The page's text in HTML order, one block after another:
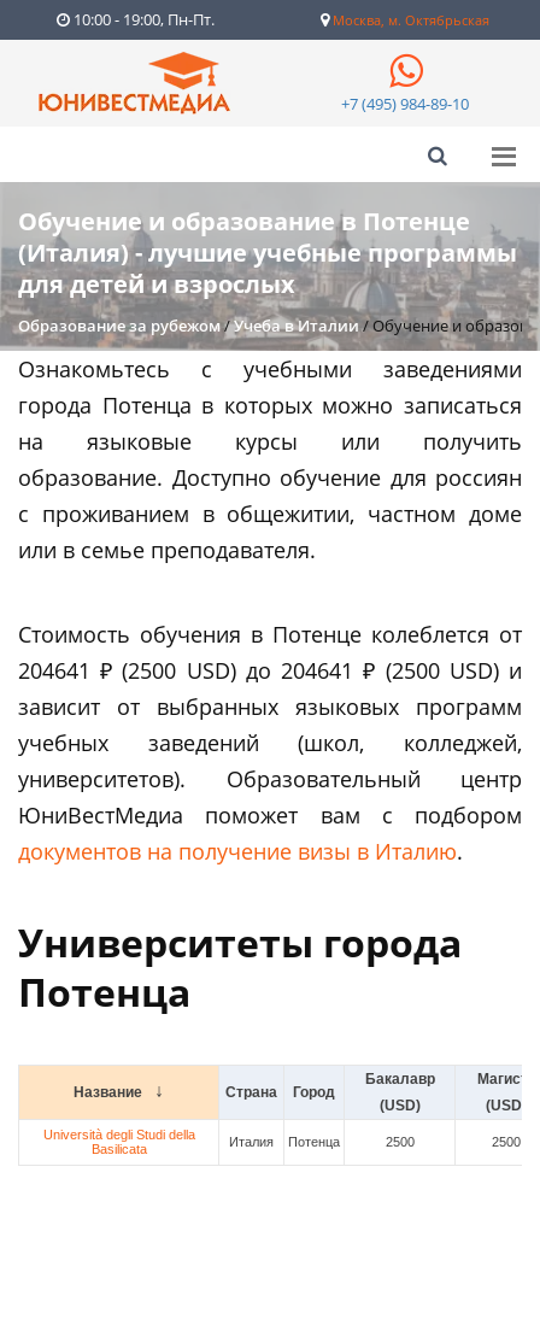
10:00 - 19:00, Пн-Пт. Москва, м. Октябрьская
+7 (495) 984-89-10
Обучение и образование в Потенце
(Италия) - лучшие учебные программы
для детей и взрослых
Образование за рубежом/Учеба в Италии/Обучение и
Ознакомьтесь с учебными заведениями
города Потенца в которых можно записаться
на языковые курсы или получить
образование. Доступно обучение для россиян
с проживанием в общежитии, частном доме
или в семье преподавателя.
Стоимость обучения в Потенце колеблется от
204641 ₽ (2500 USD) до 204641 ₽ (2500 USD) и
зависит от выбранных языковых программ
учебных заведений (школ, колледжей,
университетов). Образовательный центр
ЮниВестМедиа поможет вам c подбором
документов на получение визы в Италию.
Университеты города
Потенца
Название Страна Город
Бакалавр
(USD)
Магистр
(USD)
Università degli Studi della
Basilicata
Италия Потенца 2500 2500